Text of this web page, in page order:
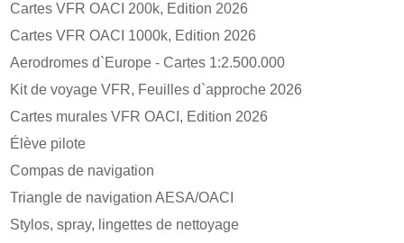
Cartes VFR OACI 200k, Edition 2026
Cartes VFR OACI 1000k, Edition 2026
Aerodromes d`Europe - Cartes 1:2.500.000
Kit de voyage VFR, Feuilles d`approche 2026
Cartes murales VFR OACI, Edition 2026
Élève pilote
Compas de navigation
Triangle de navigation AESA/OACI
Stylos, spray, lingettes de nettoyage